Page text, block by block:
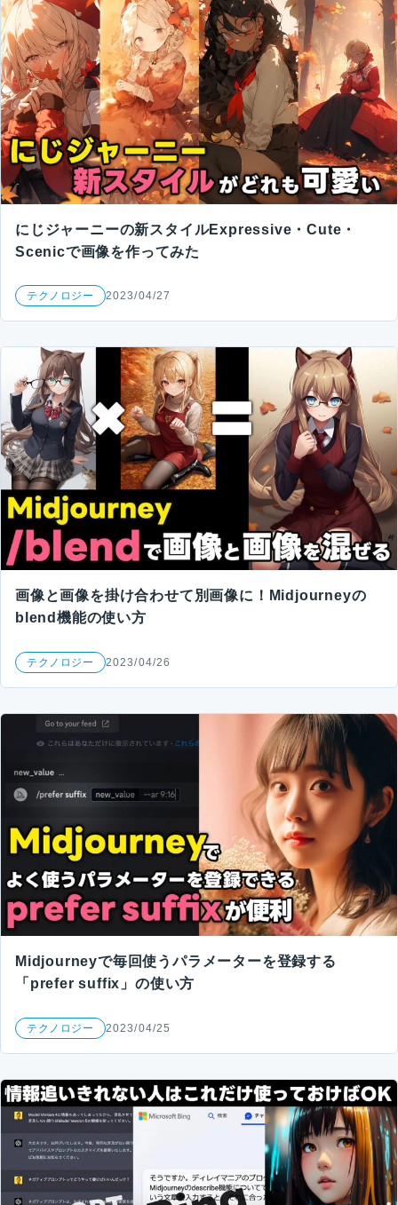
にじジャーニーの新スタイルExpressive・Cute・
Scenicで画像を作ってみた
テクノロジー 2023/04/27
画像と画像を掛け合わせて別画像に！Midjourneyの
blend機能の使い方
テクノロジー 2023/04/26
Midjourneyで毎回使うパラメーターを登録する
「prefer suffix」の使い方
テクノロジー 2023/04/25